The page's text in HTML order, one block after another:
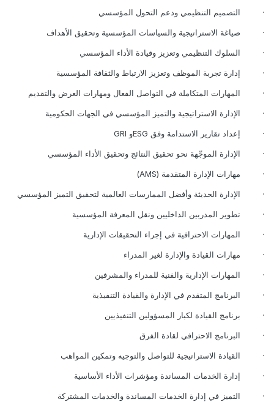
التصميم التنظيمي ودعم التحول المؤسسي
صياغة الاستراتيجية والسياسات المؤسسية وتحقيق الأهداف
السلوك التنظيمي وتعزيز وقيادة الأداء المؤسسي
إدارة تجربة الموظف وتعزيز الارتباط والثقافة المؤسسية
المهارات المتكاملة في التواصل الفعال ومهارات العرض والتقديم
الإدارة الاستراتيجية والتميز المؤسسي في الجهات الحكومية
إعداد تقارير الاستدامة وفقGRI وESG
الإدارة الموجّهة نحو تحقيق النتائج وتحقيق الأداء المؤسسي
مهارات الإدارة المتقدمة(AMS)
الإدارة الحديثة وأفضل الممارسات العالمية لتحقيق التميز المؤسسي
تطوير المدربين الداخليين ونقل المعرفة المؤسسية
المهارات الاحترافية في إجراء التحقيقات الإدارية
مهارات القيادة والإدارة لغير المدراء
المهارات الإدارية والفنية للمدراء والمشرفين
البرنامج المتقدم في الإدارة والقيادة التنفيذية
برنامج القيادة لكبار المسؤولين التنفيذيين
البرنامج الاحترافي لقادة الفرق
القيادة الاستراتيجية للتواصل والتوجيه وتمكين المواهب
إدارة الخدمات المساندة ومؤشرات الأداء الأساسية
التميز في إدارة الخدمات المساندة والخدمات المشتركة